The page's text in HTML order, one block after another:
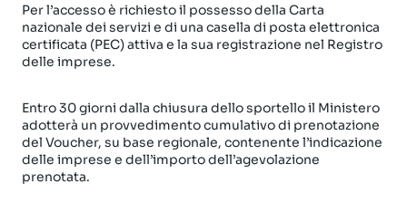
Per l’accesso è richiesto il possesso della Carta
nazionale dei servizi e di una casella di posta elettronica
certificata (PEC) attiva e la sua registrazione nel Registro
delle imprese.
Entro 30 giorni dalla chiusura dello sportello il Ministero
adotterà un provvedimento cumulativo di prenotazione
del Voucher, su base regionale, contenente l’indicazione
delle imprese e dell’importo dell’agevolazione
prenotata.